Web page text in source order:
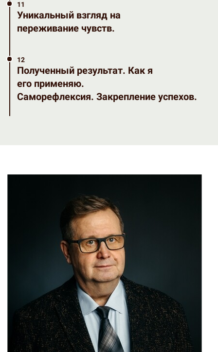
11
Уникальный взгляд на
переживание чувств.
12
Полученный результат. Как я
его применяю.
Саморефлексия. Закрепление успехов.